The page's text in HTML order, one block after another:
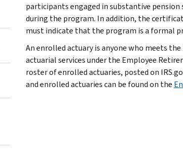
participants engaged in substantive
during the program. In addition, the
must indicate that the program is a formal
An enrolled actuary is anyone who meets
actuarial services under the Employee
roster of enrolled actuaries, posted on
and enrolled actuaries can be found on the